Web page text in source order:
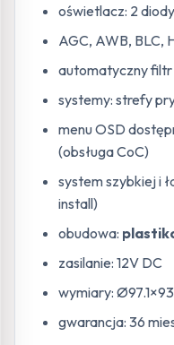
oświetlacz: 2
AGC, AWB, BLC,
automatyczny filtr
systemy: strefy
menu OSD
(obsługa CoC)
system szybkiej i
install)
obudowa:
zasilanie: 12V DC
wymiary:
gwarancja: 36